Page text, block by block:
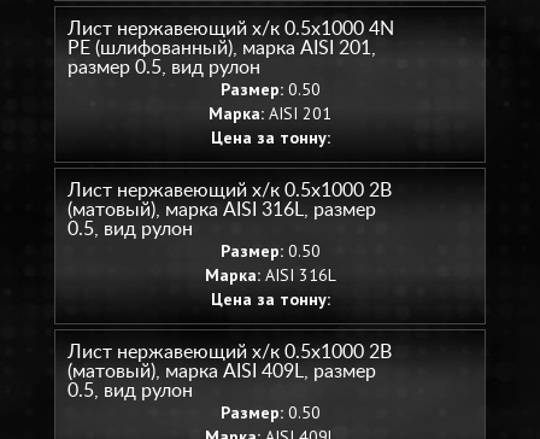
Лист нержавеющий х/к 0.5х1000 4N
PE (шлифованный), марка AISI 201,
размер 0.5, вид рулон
Размер:0.50
Марка: AISI 201
Цена за тонну:
Лист нержавеющий х/к 0.5х1000 2B
(матовый), марка AISI 316L, размер
0.5, вид рулон
Размер:0.50
Марка:AISI 316L
Цена за тонну:
Лист нержавеющий х/к 0.5х1000 2B
(матовый), марка AISI 409L, размер
0.5, вид рулон
Размер:0.50